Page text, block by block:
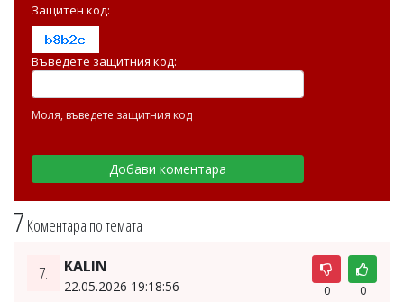
7 Коментара по темата
7. KALIN
22.05.2026 19:18:56 0 0
Защитен код:
Въведете защитния код:
Моля, въведете защитния код